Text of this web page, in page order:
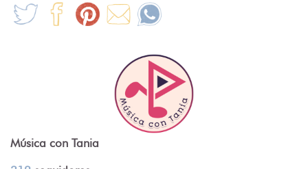
Música con Tania